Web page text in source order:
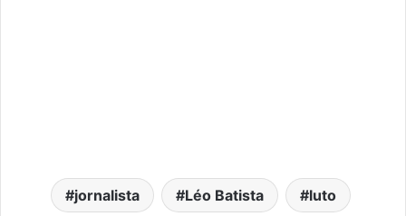
jornalista Léo Batista luto